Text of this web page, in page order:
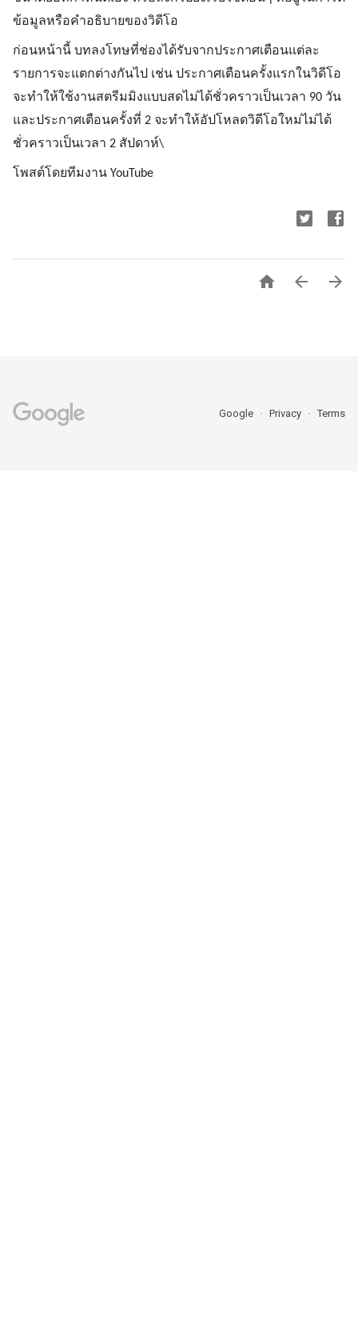
ข้อมูลหรือคำอธิบายของวิดีโอ
ก่อนหน้านี้ บทลงโทษที่ช่องได้รับจากประกาศเตือนแต่ละ
รายการจะแตกต่างกันไป เช่น ประกาศเตือนครั้งแรกในวิดีโอ
จะทำให้ใช้งานสตรีมมิงแบบสดไม่ได้ชั่วคราวเป็นเวลา 90 วัน
และประกาศเตือนครั้งที่ 2 จะทำให้อัปโหลดวิดีโอใหม่ไม่ได้
ชั่วคราวเป็นเวลา 2 สัปดาห์\
โพสต์โดยทีมงาน YouTube
  
Google Privacy Terms